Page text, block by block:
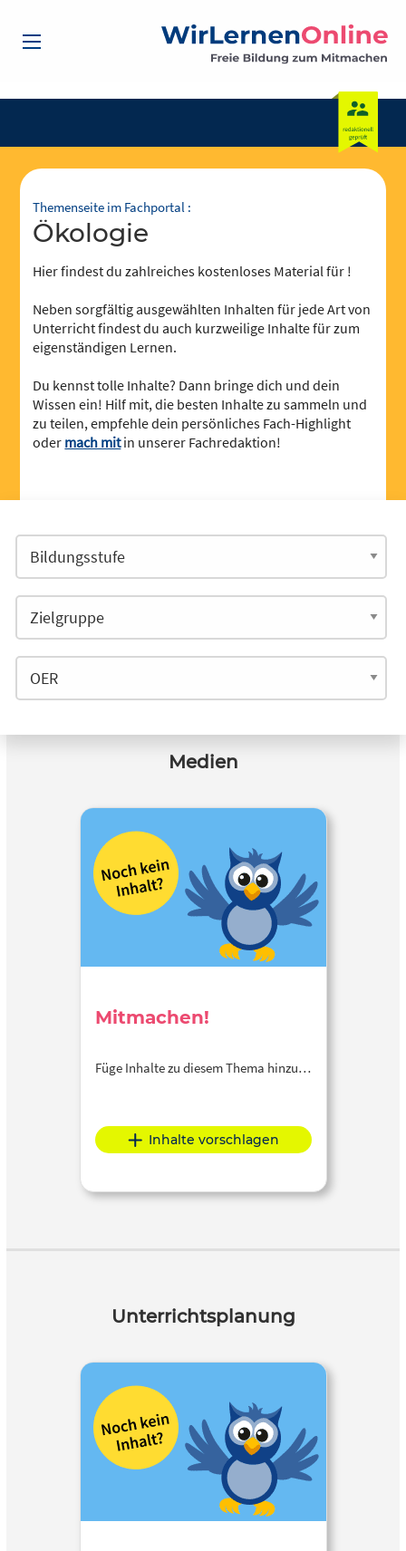
Themenseite im Fachportal :
Ökologie
Hier findest du zahlreiches kostenloses Material für !
Neben sorgfältig ausgewählten Inhalten für jede Art von
Unterricht findest du auch kurzweilige Inhalte für zum
eigenständigen Lernen.
Du kennst tolle Inhalte? Dann bringe dich und dein
Wissen ein! Hilf mit, die besten Inhalte zu sammeln und
zu teilen, empfehle dein persönliches Fach-Highlight
oder mach mitin unserer Fachredaktion!
Medien
Mitmachen!
Füge Inhalte zu diesem Thema hinzu…
Inhalte vorschlagen
Unterrichtsplanung